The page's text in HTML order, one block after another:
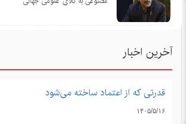
آخرین اخبار
قدرتی که از اعتماد ساخته می‌شود
۱۴۰۵/۵/۱۶